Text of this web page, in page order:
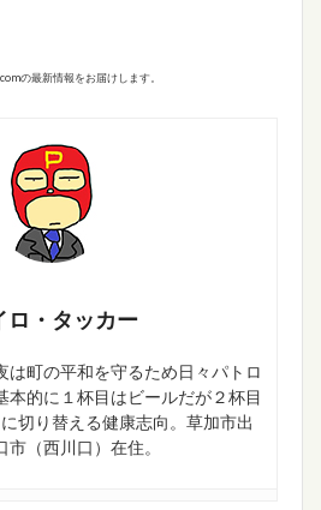
の最新情報をお届けします。
ロ・タッカー
は町の平和を守るため日々パトロ
本的に１杯目はビールだが２杯目
切り替える健康志向。草加市出
市（西川口）在住。